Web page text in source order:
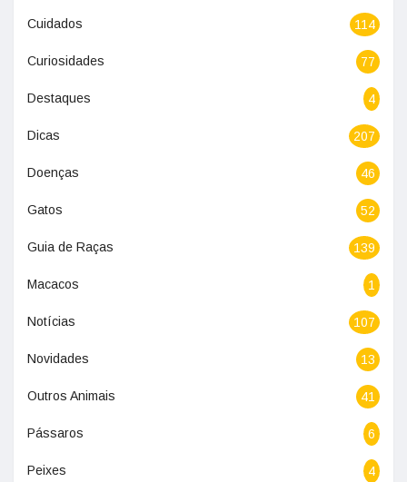
Cuidados 114
Curiosidades 77
Destaques 4
Dicas 207
Doenças 46
Gatos 52
Guia de Raças 139
Macacos 1
Notícias 107
Novidades 13
Outros Animais 41
Pássaros 6
Peixes 4